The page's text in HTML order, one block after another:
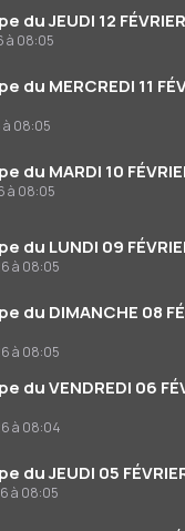
du JEUDI 12
à 08:05
du MERCREDI 11
à 08:05
du MARDI 10
à 08:05
du LUNDI 09
à 08:05
du DIMANCHE 08
à 08:05
du VENDREDI 06
à 08:04
du JEUDI 05
à 08:05